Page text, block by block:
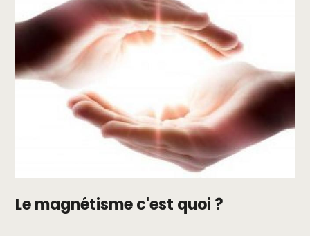
Le magnétisme c'est quoi ?